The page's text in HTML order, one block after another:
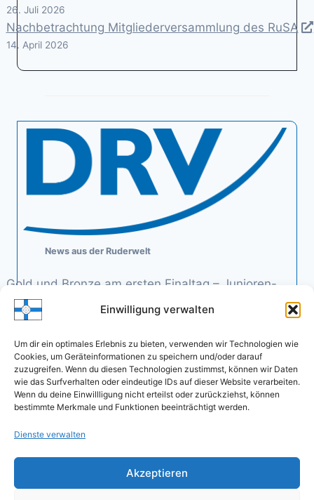
Einwilligung verwalten
Um dir ein optimales Erlebnis zu bieten, verwenden wir Technologien wie
Cookies, um Geräteinformationen zu speichern und/oder darauf
zuzugreifen. Wenn du diesen Technologien zustimmst, können wir Daten
wie das Surfverhalten oder eindeutige IDs auf dieser Website verarbeiten.
Wenn du deine Einwillligung nicht erteilst oder zurückziehst, können
bestimmte Merkmale und Funktionen beeinträchtigt werden.
Dienste verwalten
Akzeptieren
26. Juli 2026
Nachbetrachtung Mitgliederversammlung des RuSA
14. April 2026
News aus der Ruderwelt
Gold und Bronze am ersten Finaltag – Junioren-
Doppelvierer krönt sich zum Weltmeister
8. August 2026
DRV-Nachwuchs überzeugt am zweiten Wettkampftag
– beide Doppelvierer gewinnen ihre Halbfinals
7. August 2026
von Deutscher Ruderverband
6. August 2026
von Deutscher Ruderverband